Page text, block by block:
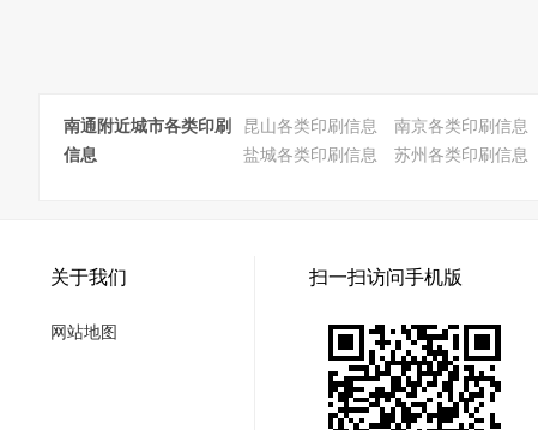
南通附近城市各类印刷
信息
昆山各类印刷信息 南京各类印刷信息
盐城各类印刷信息
苏州各类印刷信息
关于我们
网站地图
扫一扫访问手机版